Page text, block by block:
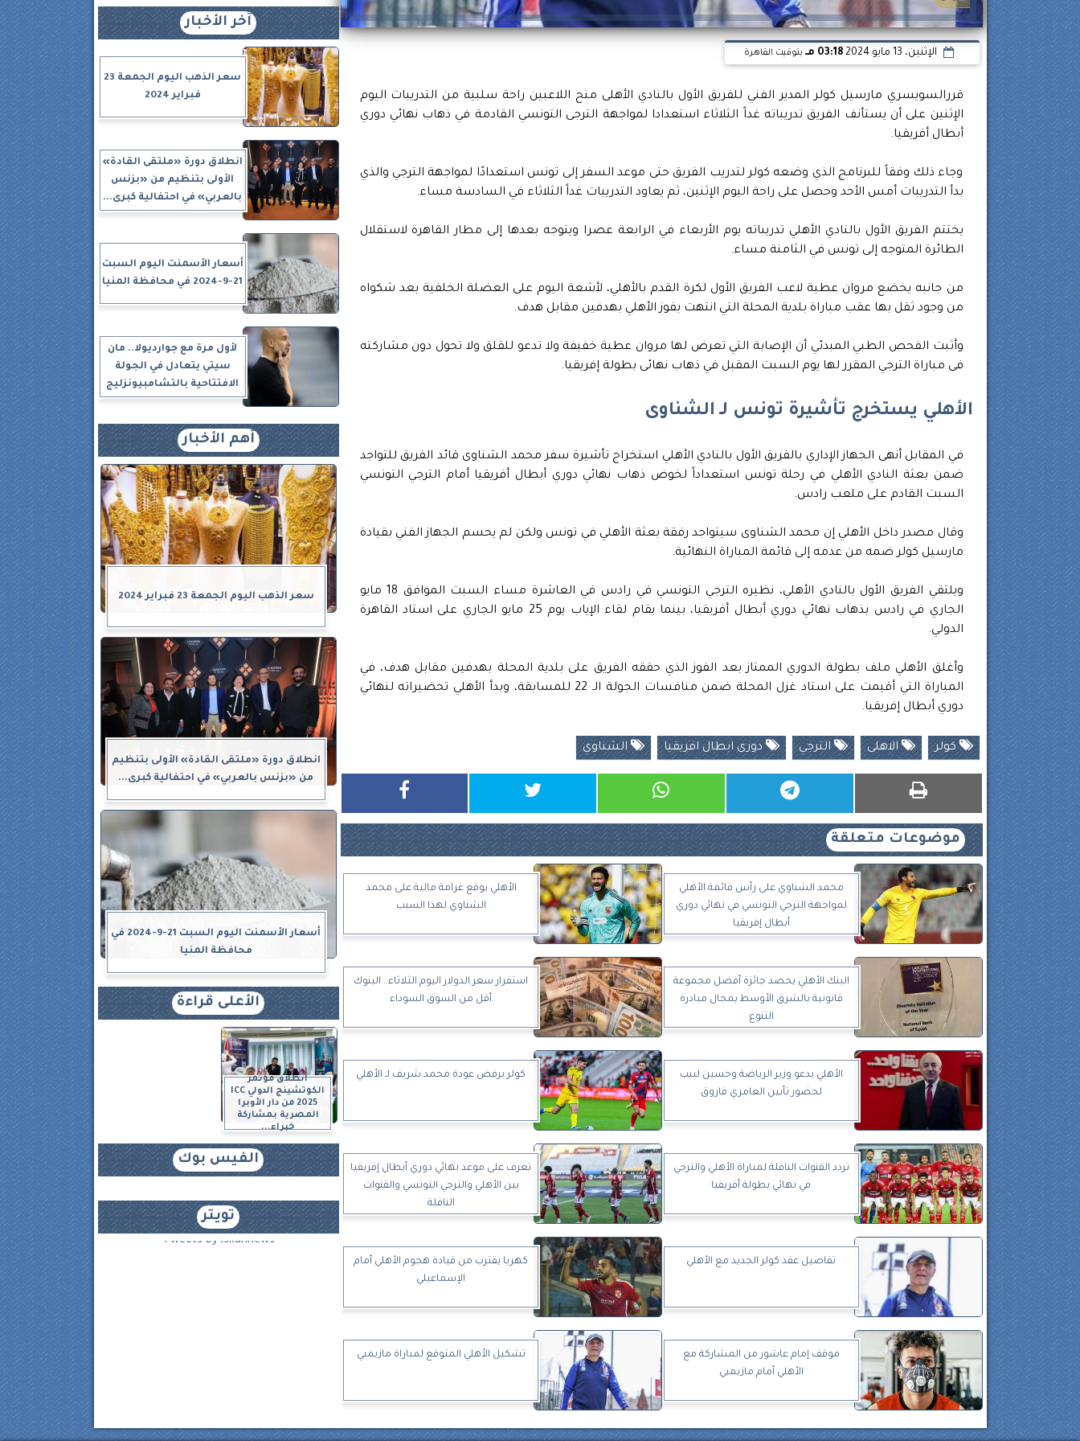
الإثنين، 13 مايو 2024 03:18 مـ بتوقيت القاهرة
قررالسويسري مارسيل كولر المدير الفني للفريق الأول بالنادي الأهلى منح اللاعبين راحة سلبية من التدريبات اليوم
الإثنين على أن يستأنف الفريق تدريباته غداً الثلاثاء استعدادا لمواجهة الترجى التونسي القادمة في ذهاب نهائي دوري
أبطال أفريقيا.
وجاء ذلك وفقاً للبرنامج الذي وضعه كولر لتدريب الفريق حتى موعد السفر إلى تونس استعدادًا لمواجهة الترجي والذي
بدأ التدريبات أمس الأحد وحصل على راحة اليوم الإثنين، ثم يعاود التدريبات غداً الثلاثاء في السادسة مساء.
يختتم الفريق الأول بالنادي الأهلي تدريباته يوم الأربعاء في الرابعة عصرا ويتوجه بعدها إلى مطار القاهرة لاستقلال
الطائرة المتوجه إلى تونس في الثامنة مساء.
من جانبه يخضع مروان عطية لاعب الفريق الأول لكرة القدم بالأهلي، لأشعة اليوم على العضلة الخلفية بعد شكواه
من وجود ثقل بها عقب مباراة بلدية المحلة التي انتهت بفوز الأهلي بهدفين مقابل هدف.
وأثبت الفحص الطبي المبدئي أن الإصابة التي تعرض لها مروان عطية خفيفة ولا تدعو للقلق ولا تحول دون مشاركته
فى مباراة الترجي المقرر لها يوم السبت المقبل في ذهاب نهائى بطولة إفريقيا.
الأهلي يستخرج تأشيرة تونس لـ الشناوى
في المقابل أنهى الجهاز الإداري بالفريق الأول بالنادي الأهلي استخراج تأشيرة سفر محمد الشناوى قائد الفريق للتواجد
ضمن بعثة النادي الأهلي في رحلة تونس استعداداً لخوض ذهاب نهائي دوري أبطال أفريقيا أمام الترجي التونسي
السبت القادم على ملعب رادس.
وقال مصدر داخل الأهلي إن محمد الشناوى سيتواجد رفقة بعثة الأهلي في تونس ولكن لم يحسم الجهاز الفني بقيادة
مارسيل كولر ضمه من عدمه إلى قائمة المباراة النهائية.
ويلتقي الفريق الأول بالنادي الأهلي، نظيره الترجي التونسي في رادس في العاشرة مساء السبت الموافق 18 مايو
الجاري في رادس بذهاب نهائي دوري أبطال أفريقيا، بينما يقام لقاء الإياب يوم 25 مايو الجاري على استاد القاهرة
الدولي.
وأغلق الأهلي ملف بطولة الدوري الممتاز بعد الفوز الذي حققه الفريق على بلدية المحلة بهدفين ‏مقابل هدف، في
المباراة التي أقيمت على استاد غزل المحلة ضمن منافسات الجولة الـ 22 للمسابقة، ‏وبدأ الأهلي تحضيراته لنهائي
دوري أبطال إفريقيا.‏
كولر الاهلى الترجي دورى ابطال افريقيا الشناوي
موضوعات متعلقة
محمد الشناوي على رأس قائمة الأهلي
لمواجهة الترجي التونسي في نهائي دوري
أبطال إفريقيا
الأهلي يوقع غرامة مالية على محمد
الشناوي لهذا السبب
البنك الأهلي يحصد جائزة أفضل مجموعة
قانونية بالشرق الأوسط بمجال مبادرة
التنوع
استقرار سعر الدولار اليوم الثلاثاء.. البنوك
أقل من السوق السوداء
الأهلي يدعو وزير الرياضة وحسين لبيب
لحضور تأبين العامري فاروق
كولر يرفض عودة محمد شريف لـ الأهلي
تردد القنوات الناقلة لمباراة الأهلي والترجي
في نهائي بطولة أفريقيا
تعرف على موعد نهائي دوري أبطال إفريقيا
بين الأهلي والترجي التونسي والقنوات
الناقلة
تفاصيل عقد كولر الجديد مع الأهلي
كهربا يقترب من قيادة هجوم الأهلي أمام
الإسماعيلي
موقف إمام عاشور من المشاركة مع
الأهلي أمام مازيمبي
تشكيل الأهلي المتوقع لمباراة مازيمبي
آخر الأخبار
سعر الذهب اليوم الجمعة 23
فبراير 2024
انطلاق دورة «ملتقى القادة»
الأولى بتنظيم من «بزنس
بالعربي» في احتفالية كبرى...
أسعار الأسمنت اليوم السبت
21-9-2024 في محافظة المنيا
لأول مرة مع جوارديولا.. مان
سيتي يتعادل في الجولة
الافتتاحية بالتشامبيونزليج
أهم الأخبار
سعر الذهب اليوم الجمعة 23 فبراير 2024
انطلاق دورة «ملتقى القادة» الأولى بتنظيم
من «بزنس بالعربي» في احتفالية كبرى...
أسعار الأسمنت اليوم السبت 21-9-2024 في
محافظة المنيا
الأعلى قراءة
انطلاق مؤتمر
الكوتشينج الدولي ICC
2025 من دار الأوبرا
المصرية بمشاركة
خبراء...
الفيس بوك
تويتر
Tweets by iskannews